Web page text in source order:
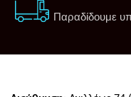
Παραδίδουμε